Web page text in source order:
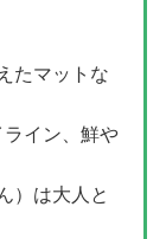
たマットな
ライン、鮮や
）は大人と